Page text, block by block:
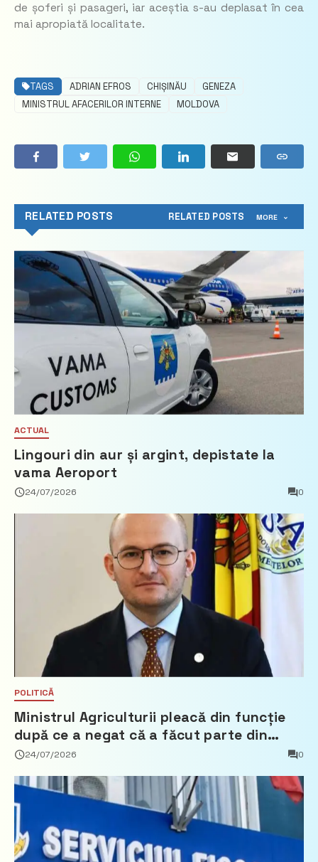
de șoferi și pasageri, iar aceștia s-au deplasat în cea
mai apropiată localitate.
TAGS ADRIAN EFROS CHIȘINĂU
GENEZA
MINISTRUL AFACERILOR INTERNE
MOLDOVA
RELATED POSTS RELATED POSTS MORE
ACTUAL
Lingouri din aur și argint, depistate la
vama Aeroport
24/07/2026 0
POLITICĂ
Ministrul Agriculturii pleacă din funcție
după ce a negat că a făcut parte din
Partidul Democrat
24/07/2026 0